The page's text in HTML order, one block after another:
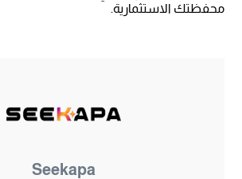
محفظتك الاستثمارية.
Seekapa